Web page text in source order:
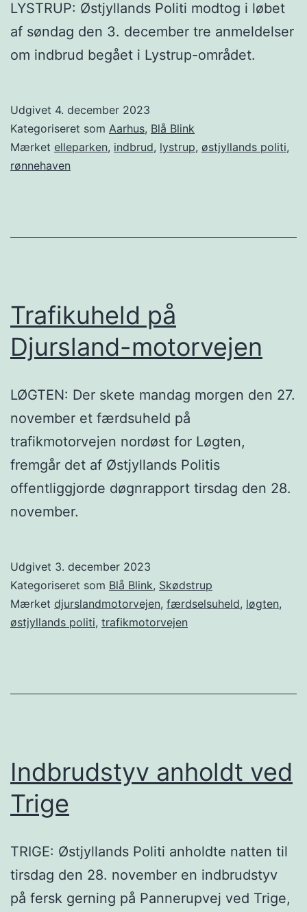
LYSTRUP: Østjyllands Politi modtog i løbet
af søndag den 3. december tre anmeldelser
om indbrud begået i Lystrup-området.
Udgivet 4. december 2023
Kategoriseret som Aarhus, Blå Blink
Mærket elleparken, indbrud, lystrup, østjyllands politi,
rønnehaven
Trafikuheld på
Djursland-motorvejen
LØGTEN: Der skete mandag morgen den 27.
november et færdsuheld på
trafikmotorvejen nordøst for Løgten,
fremgår det af Østjyllands Politis
offentliggjorde døgnrapport tirsdag den 28.
november.
Udgivet 3. december 2023
Kategoriseret som Blå Blink, Skødstrup
Mærket djurslandmotorvejen, færdselsuheld, løgten,
østjyllands politi, trafikmotorvejen
Indbrudstyv anholdt ved
Trige
TRIGE: Østjyllands Politi anholdte natten til
tirsdag den 28. november en indbrudstyv
på fersk gerning på Pannerupvej ved Trige,